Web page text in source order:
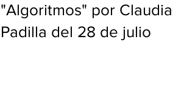
"Algoritmos" por Claudia
Padilla del 28 de julio